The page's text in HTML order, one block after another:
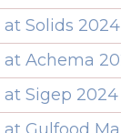
at Solids 2024
at Achema
at Sigep 2024